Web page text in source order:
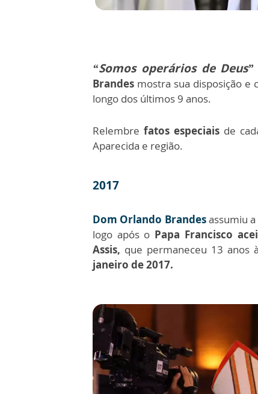
“Somos operários de Deus”
Brandes mostra sua disposição
longo dos últimos 9 anos.
Relembre fatos especiais de
Aparecida e região.
2017
Dom Orlando Brandesassumiu
logo após o Papa Francisco
Assis, que permaneceu 13 anos
janeiro de 2017.